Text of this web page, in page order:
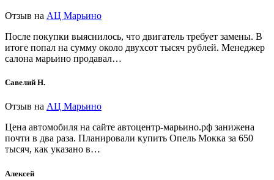
Отзыв на АЦ Марьино
После покупки выяснилось, что двигатель требует замены. В
итоге попал на сумму около двухсот тысяч рублей. Менеджер
салона марьино продавал…
Савелий Н.
Отзыв на АЦ Марьино
Цена автомобиля на сайте автоцентр-марьино.рф занижена
почти в два раза. Планировали купить Опель Мокка за 650
тысяч, как указано в…
Алексей